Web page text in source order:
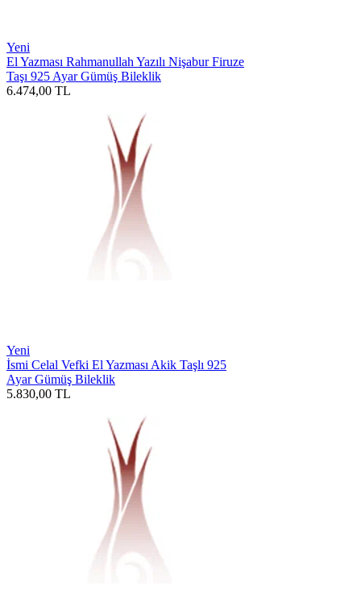
Yeni
El Yazması Rahmanullah Yazılı Nişabur Firuze
Taşı 925 Ayar Gümüş Bileklik
6.474,00 TL
Yeni
İsmi Celal Vefki El Yazması Akik Taşlı 925
Ayar Gümüş Bileklik
5.830,00 TL